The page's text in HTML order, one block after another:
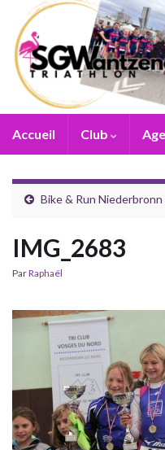
Accueil Club
Bike & Run
IMG_2683
ParRaphaël